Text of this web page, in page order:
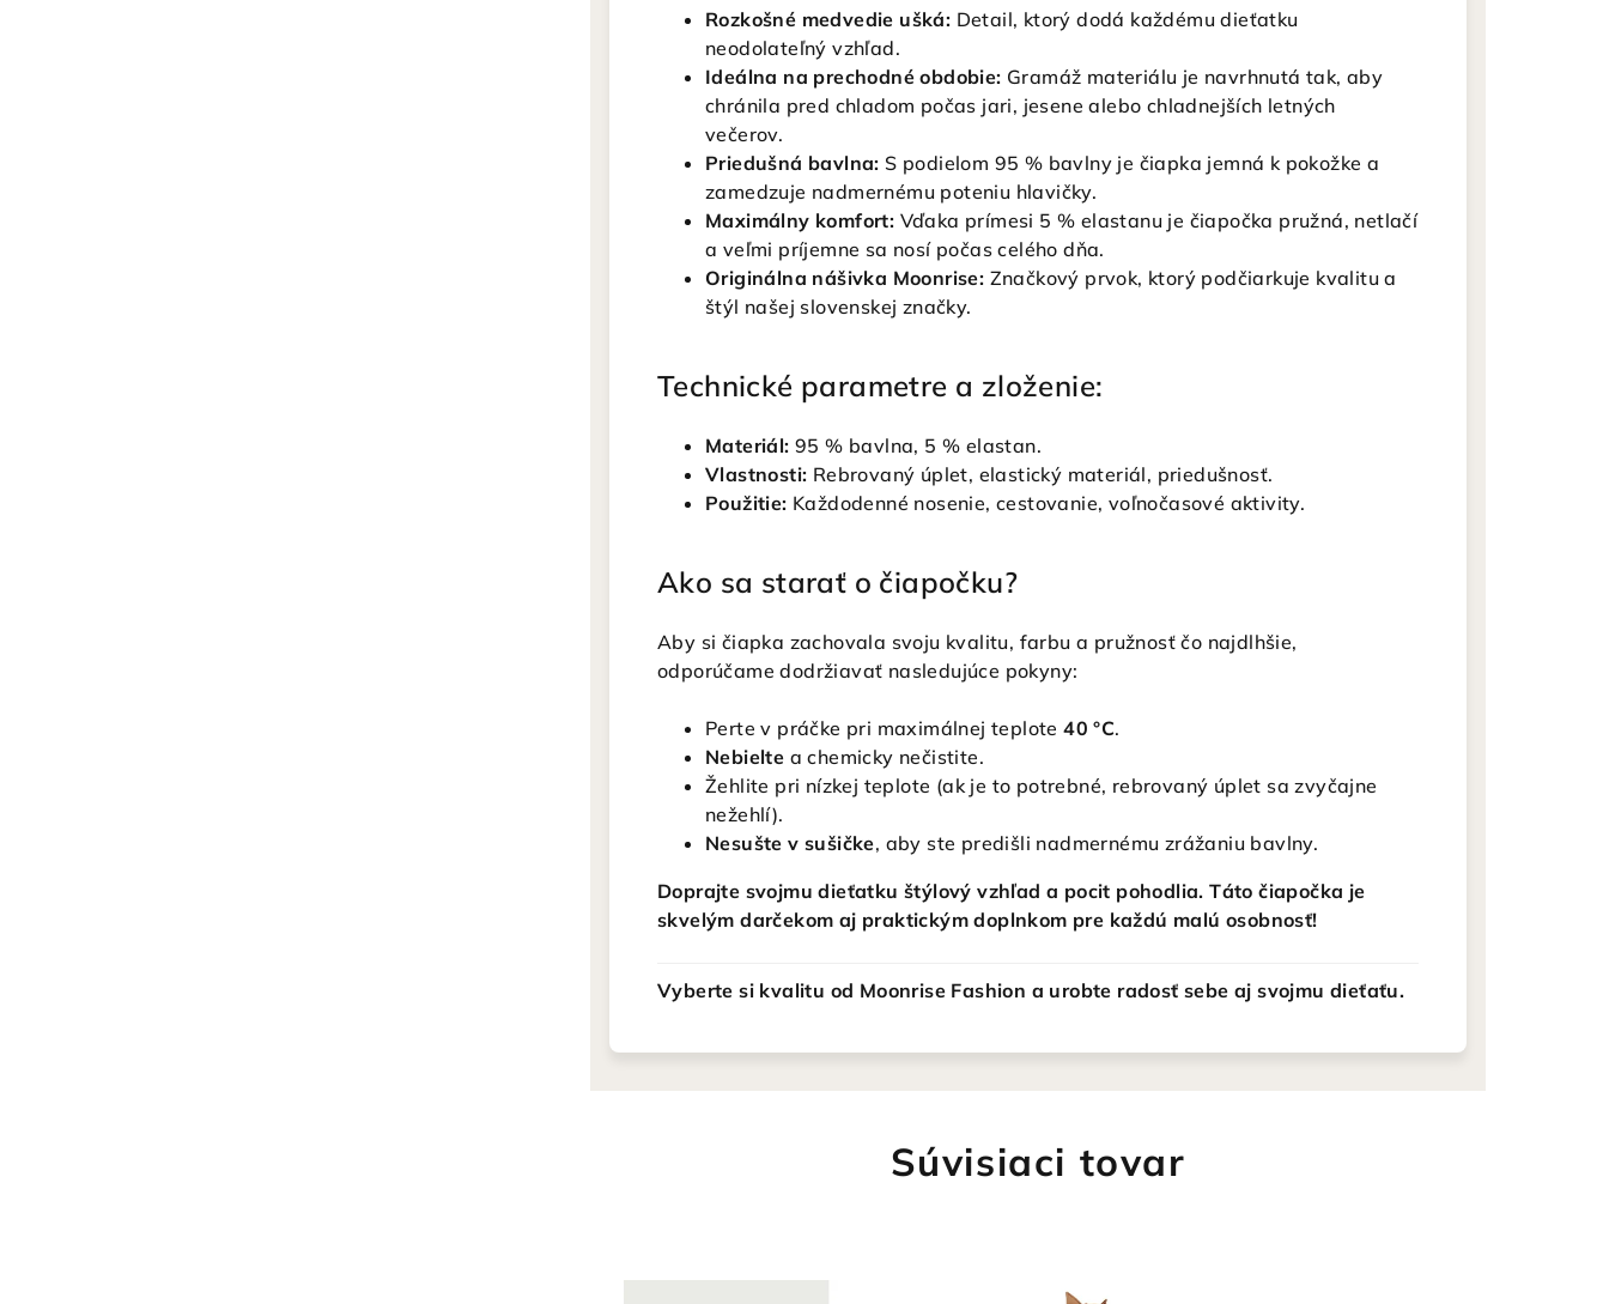
Rozkošné medvedie ušká: Detail, ktorý dodá každému dieťatku
neodolateľný vzhľad.
Ideálna na prechodné obdobie: Gramáž materiálu je navrhnutá tak, aby
chránila pred chladom počas jari, jesene alebo chladnejších letných
večerov.
Priedušná bavlna: S podielom 95 % bavlny je čiapka jemná k pokožke a
zamedzuje nadmernému poteniu hlavičky.
Maximálny komfort: Vďaka prímesi 5 % elastanu je čiapočka pružná, netlačí
a veľmi príjemne sa nosí počas celého dňa.
Originálna nášivka Moonrise: Značkový prvok, ktorý podčiarkuje kvalitu a
štýl našej slovenskej značky.
Technické parametre a zloženie:
Materiál: 95 % bavlna, 5 % elastan.
Vlastnosti: Rebrovaný úplet, elastický materiál, priedušnosť.
Použitie: Každodenné nosenie, cestovanie, voľnočasové aktivity.
Ako sa starať o čiapočku?
Aby si čiapka zachovala svoju kvalitu, farbu a pružnosť čo najdlhšie,
odporúčame dodržiavať nasledujúce pokyny:
Perte v práčke pri maximálnej teplote40 °C.
Nebielte a chemicky nečistite.
Žehlite pri nízkej teplote (ak je to potrebné, rebrovaný úplet sa zvyčajne
nežehlí).
Nesušte v sušičke, aby ste predišli nadmernému zrážaniu bavlny.
Doprajte svojmu dieťatku štýlový vzhľad a pocit pohodlia. Táto čiapočka je
skvelým darčekom aj praktickým doplnkom pre každú malú osobnosť!
Vyberte si kvalitu od Moonrise Fashion a urobte radosť sebe aj svojmu dieťaťu.
Súvisiaci tovar